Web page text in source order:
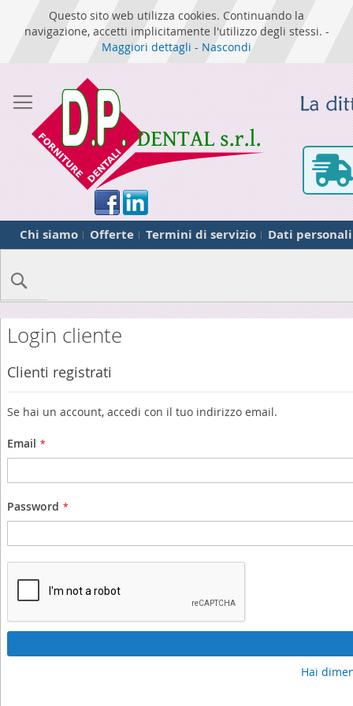
Questo sito web utilizza cookies. Continuando la
navigazione, accetti implicitamente l'utilizzo degli stessi. -
Maggiori dettagli - Nascondi
Chi siamo Offerte Termini di servizio Dati personali
Login cliente
Clienti registrati
Se hai un account, accedi con il tuo indirizzo email.
Email
Password
Hai